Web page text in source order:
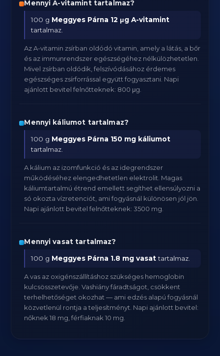
Mennyi A-vitamint tartalmaz?
100 g Meggyes Párna 12 μg A-vitamint
tartalmaz.
Az A-vitamin zsírban oldódó vitamin, amely a látás, a bőr
és az immunrendszer egészségéhez nélkülözhetetlen.
Mivel zsírban oldódik, felszívódásához érdemes
egészséges zsírforrással együtt fogyasztani. Napi
ajánlott bevitel felnőtteknek: 800 μg.
Mennyi káliumot tartalmaz?
100 g Meggyes Párna 150 mg káliumot
tartalmaz.
A kálium az izomfunkció és az idegrendszer
működéséhez elengedhetetlen elektrolit. Magas
káliumtartalmú étrend emellett segíthet ellensúlyozni a
só okozta vízretenciót, ami fogyásnál különösen jól jön.
Napi ajánlott bevitel felnőtteknek: 3500 mg.
Mennyi vasat tartalmaz?
100 g Meggyes Párna 1.8 mg vasattartalmaz.
A vas az oxigénszállításhoz szükséges hemoglobin
kulcsösszetevője. Vashiány fáradtságot, csökkent
terhelhetőséget okozhat — ami edzés alapú fogyásnál
közvetlenül rontja a teljesítményt. Napi ajánlott bevitel:
nőknek 18 mg, férfiaknak 10 mg.